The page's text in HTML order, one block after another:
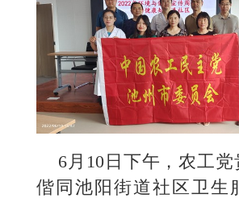
6月10日下午，农工党
偕同池阳街道社区卫生